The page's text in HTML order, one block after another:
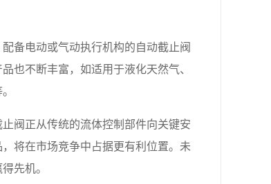
备电动或气动执行机构的自动截止阀
也不断丰富，如适用于液化天然气、
阀正从传统的流体控制部件向关键安
将在市场竞争中占据更有利位置。未
先机。